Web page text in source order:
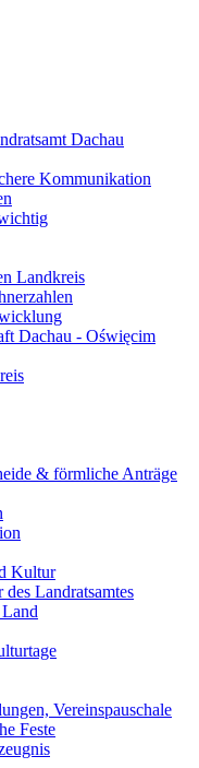
Dachau
Kommunikation
Landkreis
Dachau - Oświęcim
& förmliche Anträge
Kultur
Landratsamtes
Vereinspauschale
Feste